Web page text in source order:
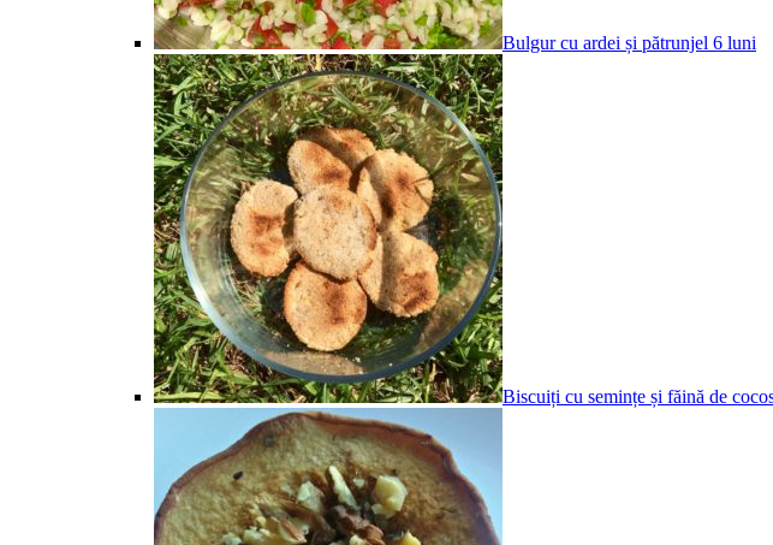
Bulgur cu ardei și pătrunjel 6 luni
Biscuiți cu semințe și făină de